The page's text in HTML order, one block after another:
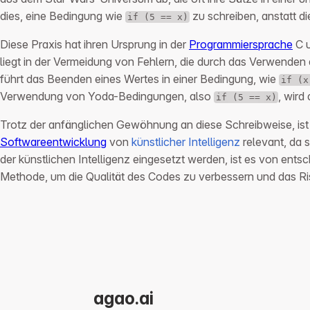
dies, eine Bedingung wie if (5 == x) zu schreiben, anstatt
Diese Praxis hat ihren Ursprung in der Programmiersprache C
liegt in der Vermeidung von Fehlern, die durch das Verwenden
führt das Beenden eines Wertes in einer Bedingung, wie if (x
Verwendung von Yoda-Bedingungen, also if (5 == x) ,
Trotz der anfänglichen Gewöhnung an diese Schreibweise,
Softwareentwicklung von künstlicher Intelligenz relevant, da
der künstlichen Intelligenz eingesetzt werden, ist es von
Methode, um die Qualität des Codes zu verbessern und das
agao.ai